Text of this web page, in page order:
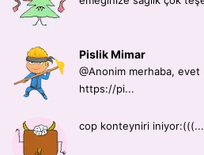
Pislik Mimar
@Anonim merhaba, evet
https://pi...
cop konteyniri iniyor:(((...